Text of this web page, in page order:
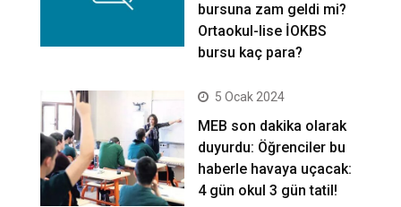
bursuna zam geldi mi?
Ortaokul-lise İOKBS
bursu kaç para?
5 Ocak 2024
MEB son dakika olarak
duyurdu: Öğrenciler bu
haberle havaya uçacak:
4 gün okul 3 gün tatil!